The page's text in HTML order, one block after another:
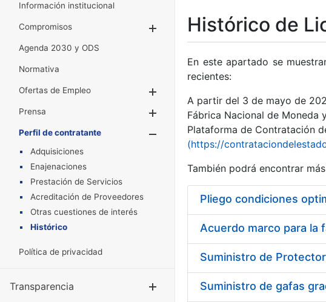
Información institucional
Compromisos
Mostrar/Ocultar
Agenda 2030 y ODS
Normativa
Ofertas de Empleo
Prensa
Mostrar/Ocultar
Perfil de contratante
Mostrar/Ocultar
Adquisiciones
Enajenaciones
Prestación de Servicios
Acreditación de Proveedores
Otras cuestiones de interés
Histórico
Política de privacidad
Transparencia Mostrar/Ocultar
Histórico de
En este apartado se
recientes:
A partir del 3 de mayo de
Fábrica Nacional de Moneda
Plataforma de Contratación
(https://
También podrá encontrar
Pliego condiciones
Acuerdo marco para la